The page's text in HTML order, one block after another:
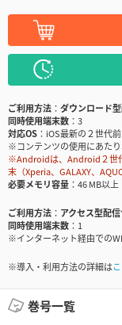
ご利用方法
ダウンロード
同時使用端末数
3
対応OS
iOS最新の２世代
※コンテンツの使用にあた
※Androidは、Android２世
末（Xperia、GALAXY、
必要メモリ容量
46 MB以上
ご利用方法
アクセス型配
同時使用端末数
1
※インターネット経由での
※導入・利用方法の詳細は
巻号一覧